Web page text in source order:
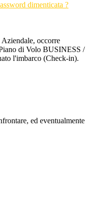
dimenticata ?
occorre
di Volo BUSINESS /
l'imbarco (Check-in).
ed eventualmente